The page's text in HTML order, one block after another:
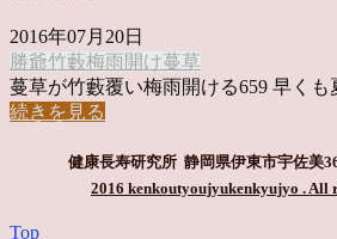
2016年07月20日
勝爺竹藪梅雨開け蔓草
蔓草が竹藪覆い梅雨開ける659 早くも
続きを見る
健康長寿研究所 静岡県伊東市宇佐美
2016 kenkoutyoujyukenkyujyo . All
Top